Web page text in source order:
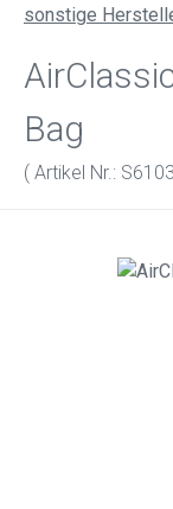
sonstige
Bag
( Artikel Nr.:
Bildergalerie